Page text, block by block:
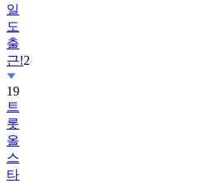
일
도
출
근!2
19
트
롯
올
스
타